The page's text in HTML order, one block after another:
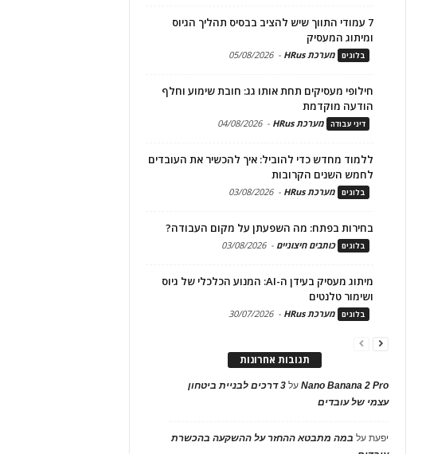
7 עמודי התווך שיש להציב בבסיס תהליך הגיוס
ומיתוג המעסיק
בלוגים מערכת HRus -
05/08/2026
חילופי מעסיקים תחת אותו גג: חובת שימוע וחלף
הודעה מוקדמת
דיני עבודה מערכת HRus -
04/08/2026
ללמוד מחדש כדי להוביל: איך להכשיר את העובדים
לחמש השנים הקרובות
בלוגים מערכת HRus -
03/08/2026
בחירות בפתח: מה השפעתן על מקום העבודה?
בלוגים כותבים חיצוניים -
03/08/2026
מיתוג מעסיק בעידן ה-AI: המנוע הכלכלי של גיוס
ושימור טלנטים
בלוגים מערכת HRus -
30/07/2026
תגובות אחרונות
Nano Banana 2 Proעל
3 דרכים לבניית ביטחון
עצמי של עובדים
יפעתעל במה מתבטא ההחזר על ההשקעה בהכשרת